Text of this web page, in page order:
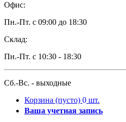
Офис:
Пн.-Пт. с 09:00 до 18:30
Склад:
Пн.-Пт. с 10:30 - 18:30
Сб.-Вс. - выходные
Корзина (пусто) 0 шт.
Ваша учетная запись